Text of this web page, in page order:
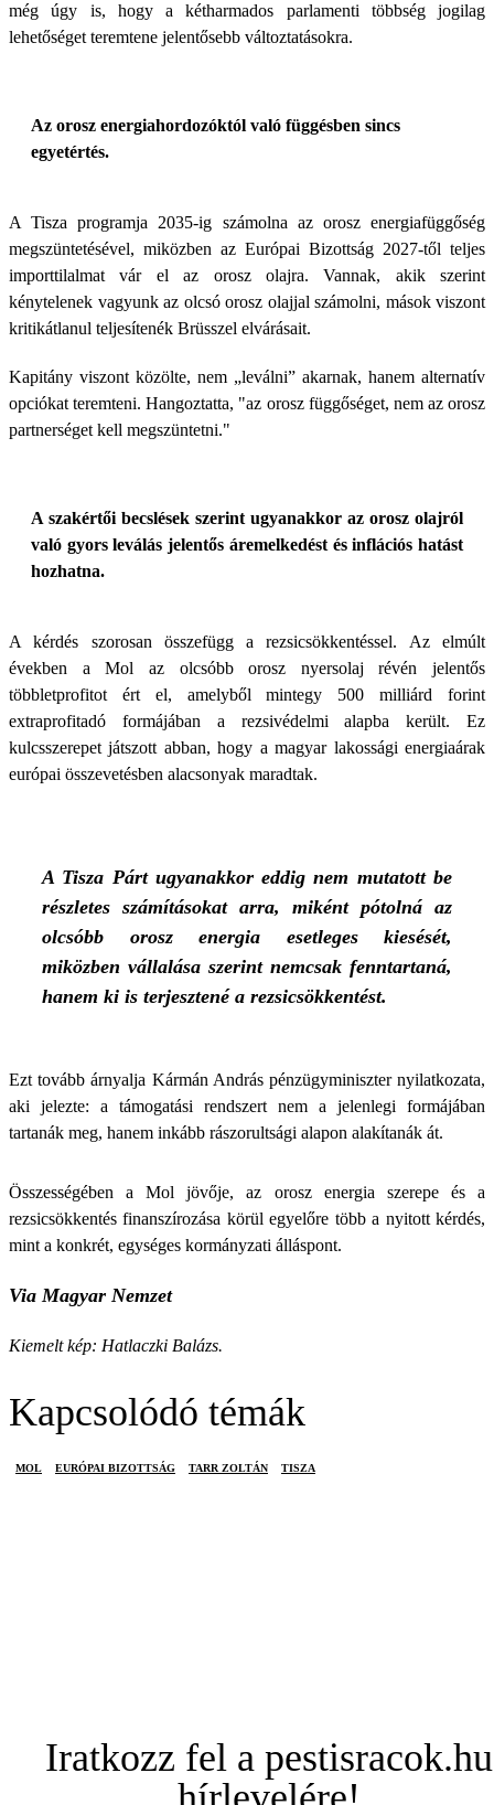
még úgy is, hogy a kétharmados parlamenti többség jogilag
lehetőséget teremtene jelentősebb változtatásokra.
Az orosz energiahordozóktól való függésben sincs
egyetértés.
A Tisza programja 2035-ig számolna az orosz energiafüggőség
megszüntetésével, miközben az Európai Bizottság 2027-től teljes
importtilalmat vár el az orosz olajra. Vannak, akik szerint
kénytelenek vagyunk az olcsó orosz olajjal számolni, mások viszont
kritikátlanul teljesítenék Brüsszel elvárásait.
Kapitány viszont közölte, nem „leválni” akarnak, hanem alternatív
opciókat teremteni. Hangoztatta, "az orosz függőséget, nem az orosz
partnerséget kell megszüntetni."
A szakértői becslések szerint ugyanakkor az orosz olajról
való gyors leválás jelentős áremelkedést és inflációs hatást
hozhatna.
A kérdés szorosan összefügg a rezsicsökkentéssel. Az elmúlt
években a Mol az olcsóbb orosz nyersolaj révén jelentős
többletprofitot ért el, amelyből mintegy 500 milliárd forint
extraprofitadó formájában a rezsivédelmi alapba került. Ez
kulcsszerepet játszott abban, hogy a magyar lakossági energiaárak
európai összevetésben alacsonyak maradtak.
A Tisza Párt ugyanakkor eddig nem mutatott be
részletes számításokat arra, miként pótolná az
olcsóbb orosz energia esetleges kiesését,
miközben vállalása szerint nemcsak fenntartaná,
hanem ki is terjesztené a rezsicsökkentést.
Ezt tovább árnyalja Kármán András pénzügyminiszter nyilatkozata,
aki jelezte: a támogatási rendszert nem a jelenlegi formájában
tartanák meg, hanem inkább rászorultsági alapon alakítanák át.
Összességében a Mol jövője, az orosz energia szerepe és a
rezsicsökkentés finanszírozása körül egyelőre több a nyitott kérdés,
mint a konkrét, egységes kormányzati álláspont.
Via Magyar Nemzet
Kiemelt kép: Hatlaczki Balázs.
Kapcsolódó témák
MOL EURÓPAI BIZOTTSÁG TARR ZOLTÁN TISZA
Iratkozz fel a pestisracok.hu